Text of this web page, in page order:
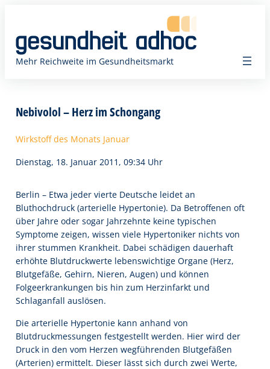
springen
Mehr Reichweite im Gesundheitsmarkt
Nebivolol – Herz im Schongang
Wirkstoff des Monats Januar
Dienstag, 18. Januar 2011, 09:34 Uhr
Berlin – Etwa jeder vierte Deutsche leidet an
Bluthochdruck (arterielle Hypertonie). Da Betroffenen oft
über Jahre oder sogar Jahrzehnte keine typischen
Symptome zeigen, wissen viele Hypertoniker nichts von
ihrer stummen Krankheit. Dabei schädigen dauerhaft
erhöhte Blutdruckwerte lebenswichtige Organe (Herz,
Blutgefäße, Gehirn, Nieren, Augen) und können
Folgeerkrankungen bis hin zum Herzinfarkt und
Schlaganfall auslösen.
Die arterielle Hypertonie kann anhand von
Blutdruckmessungen festgestellt werden. Hier wird der
Druck in den vom Herzen wegführenden Blutgefäßen
(Arterien) ermittelt. Dieser lässt sich durch zwei Werte,